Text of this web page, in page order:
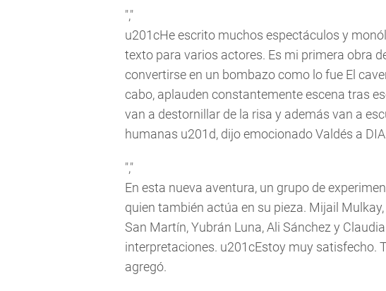
","
u201cHe escrito muchos espectáculos y
texto para varios actores. Es mi primera obra
convertirse en un bombazo como lo fue El
cabo, aplauden constantemente escena tras
van a destornillar de la risa y además van a
humanas u201d, dijo emocionado Valdés a
","
En esta nueva aventura, un grupo de
quien también actúa en su pieza. Mijail
San Martín, Yubrán Luna, Ali Sánchez y
interpretaciones. u201cEstoy muy satisfecho.
agregó.